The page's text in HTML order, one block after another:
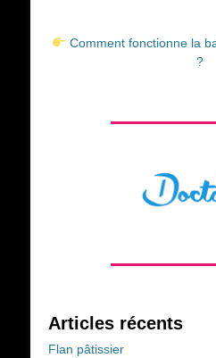
Comment fonctionne la
?
Articles récents
Flan pâtissier